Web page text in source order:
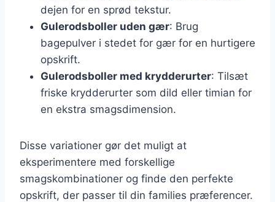
dejen for en sprød tekstur.
Gulerodsboller uden gær: Brug
bagepulver i stedet for gær for en hurtigere
opskrift.
Gulerodsboller med krydderurter: Tilsæt
friske krydderurter som dild eller timian for
en ekstra smagsdimension.
Disse variationer gør det muligt at
eksperimentere med forskellige
smagskombinationer og finde den perfekte
opskrift, der passer til din families præferencer.